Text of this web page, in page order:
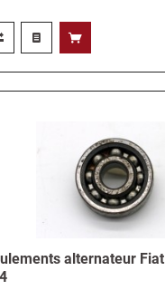
alternateur